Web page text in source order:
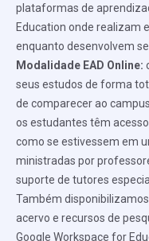
plataformas de
Education onde realizam
enquanto desenvolvem
Modalidade EAD Online:
seus estudos de forma
de comparecer ao
os estudantes têm
como se estivessem em
ministradas por
suporte de tutores
Também
acervo e recursos de
Google Workspace for